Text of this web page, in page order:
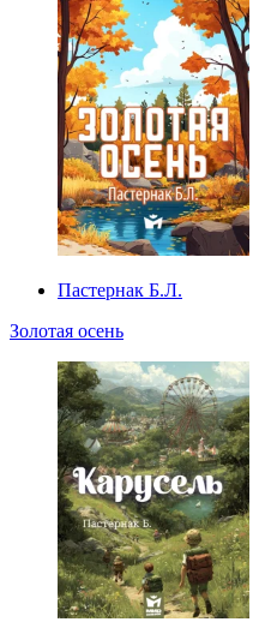
Пастернак Б.Л.
Золотая осень